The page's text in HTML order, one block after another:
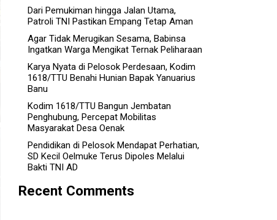
Dari Pemukiman hingga Jalan Utama,
Patroli TNI Pastikan Empang Tetap Aman
Agar Tidak Merugikan Sesama, Babinsa
Ingatkan Warga Mengikat Ternak Peliharaan
Karya Nyata di Pelosok Perdesaan, Kodim
1618/TTU Benahi Hunian Bapak Yanuarius
Banu
Kodim 1618/TTU Bangun Jembatan
Penghubung, Percepat Mobilitas
Masyarakat Desa Oenak
Pendidikan di Pelosok Mendapat Perhatian,
SD Kecil Oelmuke Terus Dipoles Melalui
Bakti TNI AD
Recent Comments